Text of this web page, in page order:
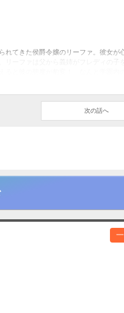
れてきた侯爵令嬢のリーファ。彼女が
ーファは父から義姉がフレディの子
シュの正体は王弟で……!?
次の話へ